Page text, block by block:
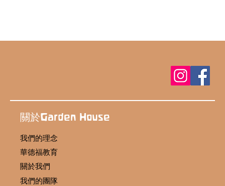
關於Garden House
我們的理念
華德福教育
關於我們
我們的團隊